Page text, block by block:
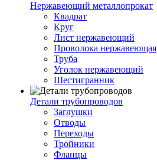
Нержавеющий металлопрокат
Квадрат
Круг
Лист нержавеющий
Проволока нержавеющая
Труба
Уголок нержавеющий
Шестигранник
Детали трубопроводов
Заглушки
Отводы
Переходы
Тройники
Фланцы